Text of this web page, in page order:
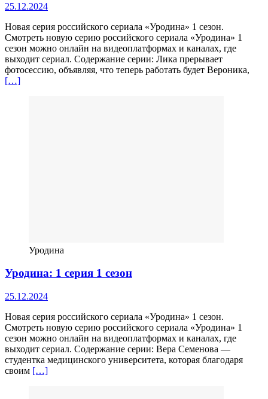
25.12.2024
Новая серия российского сериала «Уродина» 1 сезон.
Смотреть новую серию российского сериала «Уродина» 1
сезон можно онлайн на видеоплатформах и каналах, где
выходит сериал. Содержание серии: Лика прерывает
фотосессию, объявляя, что теперь работать будет Вероника,
[…]
Уродина
Уродина: 1 серия 1 сезон
25.12.2024
Новая серия российского сериала «Уродина» 1 сезон.
Смотреть новую серию российского сериала «Уродина» 1
сезон можно онлайн на видеоплатформах и каналах, где
выходит сериал. Содержание серии: Вера Семенова —
студентка медицинского университета, которая благодаря
своим […]